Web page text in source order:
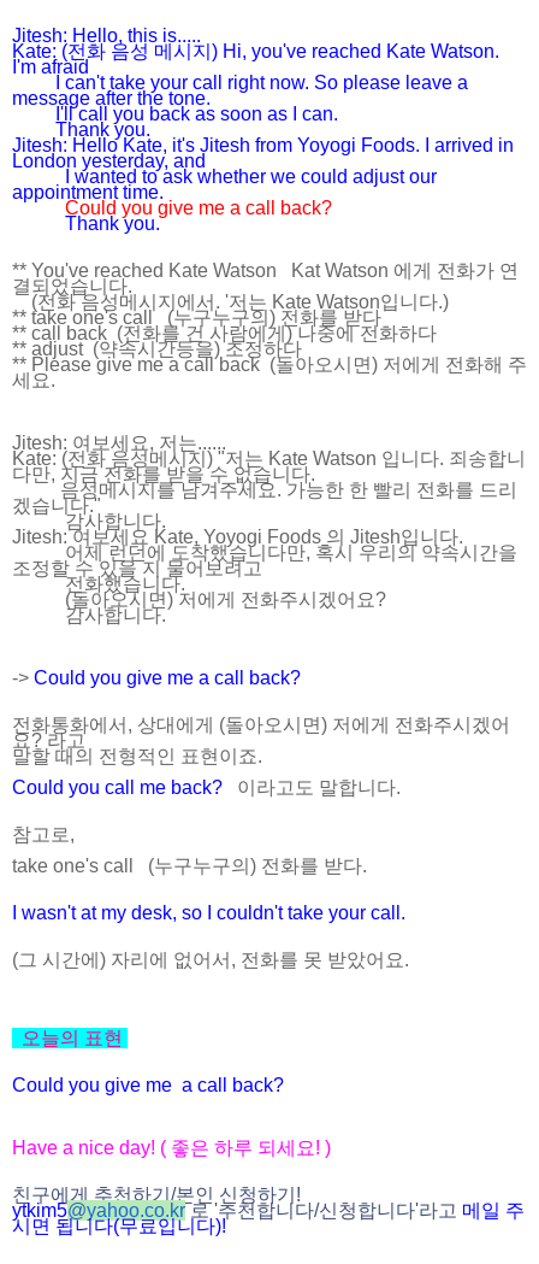
Jitesh: Hello, this is.....
Kate: (전화 음성 메시지) Hi, you've reached Kate Watson.
I'm afraid
I can't take your call right now. So please leave a
message after the tone.
I'll call you back as soon as I can.
Thank you.
Jitesh: Hello Kate, it's Jitesh from Yoyogi Foods. I arrived in
London yesterday, and
I wanted to ask whether we could adjust our
appointment time.
Could you give me a call back?
Thank you.
** You've reached Kate Watson Kat Watson 에게 전화가 연
결되었습니다.
(전화 음성메시지에서. '저는 Kate Watson입니다.)
** take one's call (누구누구의) 전화를 받다
** call back (전화를 건 사람에게) 나중에 전화하다
** adjust (약속시간등을) 조정하다
** Please give me a call back (돌아오시면) 저에게 전화해 주
세요.
Jitesh: 여보세요, 저는......
Kate: (전화 음성메시지) "저는 Kate Watson 입니다. 죄송합니
다만, 지금 전화를 받을 수 없습니다.
음성메시지를 남겨주세요. 가능한 한 빨리 전화를 드리
겠습니다."
감사합니다.
Jitesh: 여보세요 Kate, Yoyogi Foods 의 Jitesh입니다.
어제 런던에 도착했습니다만, 혹시 우리의 약속시간을
조정할 수 있을 지 물어보려고
전화했습니다.
(돌아오시면) 저에게 전화주시겠어요?
감사합니다.
-> Could you give me a call back?
전화통화에서, 상대에게 (돌아오시면) 저에게 전화주시겠어
요? 라고
말할 때의 전형적인 표현이죠.
Could you call me back? 이라고도 말합니다.
참고로,
take one's call (누구누구의) 전화를 받다.
I wasn't at my desk, so I couldn't take your call.
(그 시간에) 자리에 없어서, 전화를 못 받았어요.
오늘의 표현
Could you give me a call back?
Have a nice day! ( 좋은 하루 되세요! )
친구에게 추천하기/본인 신청하기!
ytkim5@yahoo.co.kr 로 '추천합니다/신청합니다'라고 메일 주
시면 됩니다(무료입니다)!